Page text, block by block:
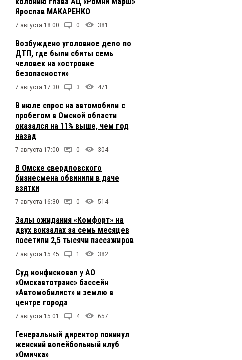
Ярослав МАКАРЕНКО
7 августа 18:00 0 381
Возбуждено уголовное дело по
ДТП, где были сбиты семь
человек на «островке
безопасности»
7 августа 17:30 3 471
В июле спрос на автомобили с
пробегом в Омской области
оказался на 11% выше, чем год
назад
7 августа 17:00 0 304
В Омске свердловского
бизнесмена обвинили в даче
взятки
7 августа 16:30 0 514
Залы ожидания «Комфорт» на
двух вокзалах за семь месяцев
посетили 2,5 тысячи пассажиров
7 августа 15:45 1 382
Суд конфисковал у АО
«Омскавтотранс» бассейн
«Автомобилист» и землю в
центре города
7 августа 15:01 4 657
Генеральный директор покинул
женский волейбольный клуб
«Омичка»